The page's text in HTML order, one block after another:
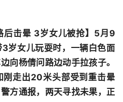
后击晕 3岁女儿被抢】 5月9
3岁女儿玩耍时，一辆白色面
向杨倩问路边动手拉孩子。
刚走出20米头部受到重击晕
方通报，两天寻找未果，正